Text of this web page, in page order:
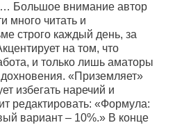
Большое внимание автор
много читать и
строго каждый день, за
на том, что
и только лишь аматоры
«Приземляет»
избегать наречий и
редактировать: «Формула:
вариант – 10%.» В конце